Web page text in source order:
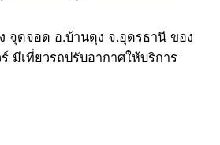
จุดจอด อ.บ้านดุง จ.อุดรธานี ของ
มีเที่ยวรถปรับอากาศให้บริการ